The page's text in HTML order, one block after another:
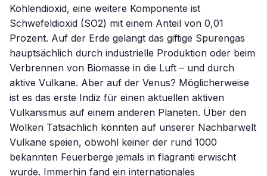
Kohlendioxid, eine weitere Komponente ist
Schwefeldioxid (SO2) mit einem Anteil von 0,01
Prozent. Auf der Erde gelangt das giftige Spurengas
hauptsächlich durch industrielle Produktion oder beim
Verbrennen von Biomasse in die Luft – und durch
aktive Vulkane. Aber auf der Venus? Möglicherweise
ist es das erste Indiz für einen aktuellen aktiven
Vulkanismus auf einem anderen Planeten. Über den
Wolken Tatsächlich könnten auf unserer Nachbarwelt
Vulkane speien, obwohl keiner der rund 1000
bekannten Feuerberge jemals in flagranti erwischt
wurde. Immerhin fand ein internationales